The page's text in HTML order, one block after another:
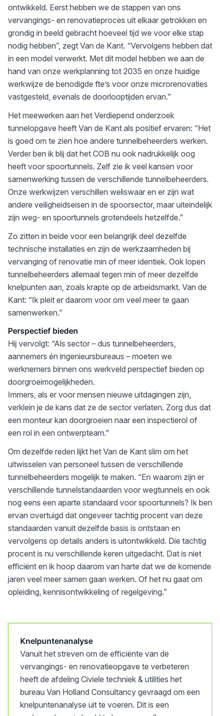
ontwikkeld. Eerst hebben we de stappen van ons
vervangings- en renovatieproces uit elkaar getrokken en
grondig in beeld gebracht hoeveel tijd we voor elke stap
nodig hebben”, zegt Van de Kant. “Vervolgens hebben dat
in een model verwerkt. Met dit model hebben we aan de
hand van onze werkplanning tot 2035 en onze huidige
werkwijze de benodigde fte’s voor onze microrenovaties
vastgesteld, evenals de doorlooptijden ervan.”
Het meewerken aan het Verdiepend onderzoek
tunnelopgave heeft Van de Kant als positief ervaren: “Het
is goed om te zien hoe andere tunnelbeheerders werken.
Verder ben ik blij dat het COB nu ook nadrukkelijk oog
heeft voor spoortunnels. Zelf zie ik veel kansen voor
samenwerking tussen de verschillende tunnelbeheerders.
Onze werkwijzen verschillen weliswaar en er zijn wat
andere veiligheidseisen in de spoorsector, maar uiteindelijk
zijn weg- en spoortunnels grotendeels hetzelfde.”
Zo zitten in beide voor een belangrijk deel dezelfde
technische installaties en zijn de werkzaamheden bij
vervanging of renovatie min of meer identiek. Ook lopen
tunnelbeheerders allemaal tegen min of meer dezelfde
knelpunten aan, zoals krapte op de arbeidsmarkt. Van de
Kant: “Ik pleit er daarom voor om veel meer te gaan
samenwerken.”
Perspectief bieden
Hij vervolgt: “Als sector – dus tunnelbeheerders,
aannemers én ingenieursbureaus – moeten we
werknemers binnen ons werkveld perspectief bieden op
doorgroeimogelijkheden.
Immers, als er voor mensen nieuwe uitdagingen zijn,
verklein je de kans dat ze de sector verlaten. Zorg dus dat
een monteur kan doorgroeien naar een inspectierol of
een rol in een ontwerpteam.”
Om dezelfde reden lijkt het Van de Kant slim om het
uitwisselen van personeel tussen de verschillende
tunnelbeheerders mogelijk te maken. “En waarom zijn er
verschillende tunnelstandaarden voor wegtunnels en ook
nog eens een aparte standaard voor spoortunnels? Ik ben
ervan overtuigd dat ongeveer tachtig procent van deze
standaarden vanuit dezelfde basis is ontstaan en
vervolgens op details anders is uitontwikkeld. Die tachtig
procent is nu verschillende keren uitgedacht. Dat is niet
efficiënt en ik hoop daarom van harte dat we de komende
jaren veel meer samen gaan werken. Of het nu gaat om
opleiding, kennisontwikkeling of regelgeving.”
Knelpuntenanalyse
Vanuit het streven om de efficiënte van de
vervangings- en renovatieopgave te verbeteren
heeft de afdeling Civiele techniek & utilities het
bureau Van Holland Consultancy gevraagd om een
knelpuntenanalyse uit te voeren. Dit is een